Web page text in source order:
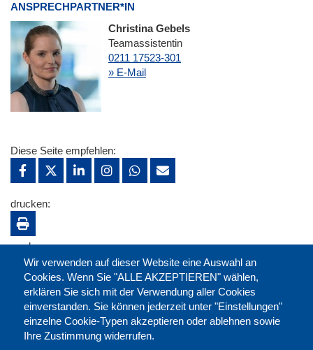
ANSPRECHPARTNER*IN
Christina Gebels
Teamassistentin
0211 17523-301
» E-Mail
Wir verwenden auf dieser Website eine Auswahl an
Cookies. Wenn Sie "ALLE AKZEPTIEREN" wählen,
erklären Sie sich mit der Verwendung aller Cookies
einverstanden. Sie können jederzeit unter "Einstellungen"
einzelne Cookie-Typen akzeptieren oder ablehnen sowie
Ihre Zustimmung widerrufen.
Diese Seite empfehlen:
drucken:
merken: